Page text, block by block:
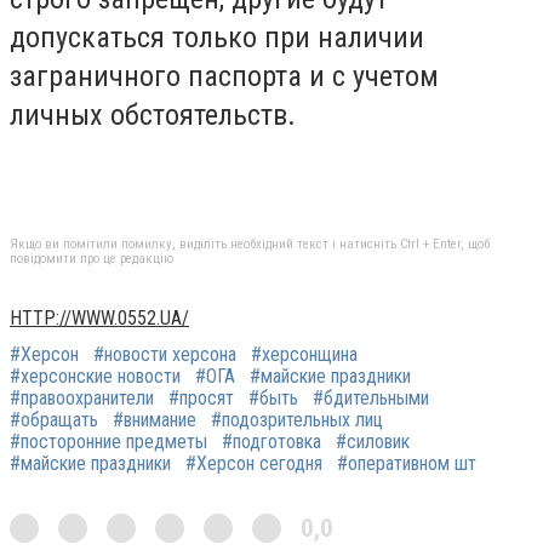
допускаться только при наличии
заграничного паспорта и с учетом
личных обстоятельств.
Якщо ви помітили помилку, виділіть необхідний текст і натисніть Ctrl + Enter, щоб
повідомити про це редакцію
HTTP://WWW.0552.UA/
#Херсон
#новости херсона
#херсонщина
#херсонские новости
#ОГА
#майские праздники
#правоохранители
#просят #быть
#бдительными
#обращать
#внимание
#подозрительных лиц
#посторонние предметы
#подготовка
#силовик
#майские праздники
#Херсон сегодня #оперативном шт
0,0